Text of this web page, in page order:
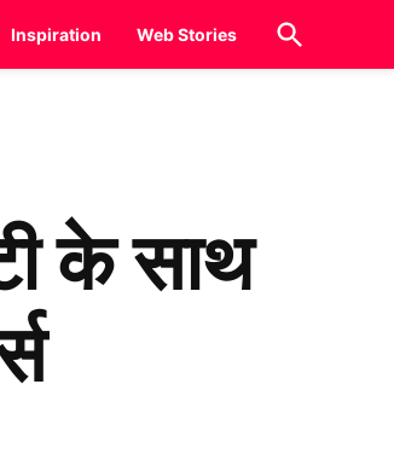
Inspiration Web Stories
Open
Search
के साथ